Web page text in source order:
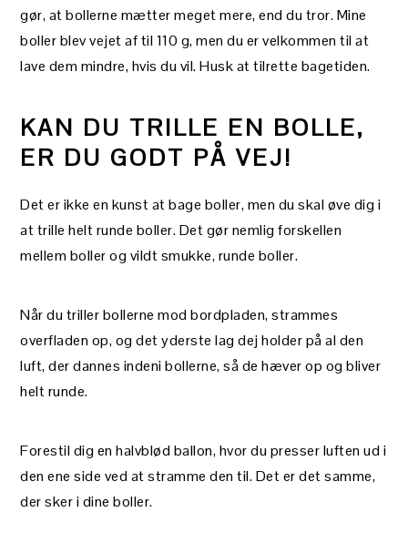
gør, at bollerne mætter meget mere, end du tror. Mine
boller blev vejet af til 110 g, men du er velkommen til at
lave dem mindre, hvis du vil. Husk at tilrette bagetiden.
KAN DU TRILLE EN BOLLE,
ER DU GODT PÅ VEJ!
Det er ikke en kunst at bage boller, men du skal øve dig i
at trille helt runde boller. Det gør nemlig forskellen
mellem boller og vildt smukke, runde boller.
Når du triller bollerne mod bordpladen, strammes
overfladen op, og det yderste lag dej holder på al den
luft, der dannes indeni bollerne, så de hæver op og bliver
helt runde.
Forestil dig en halvblød ballon, hvor du presser luften ud i
den ene side ved at stramme den til. Det er det samme,
der sker i dine boller.